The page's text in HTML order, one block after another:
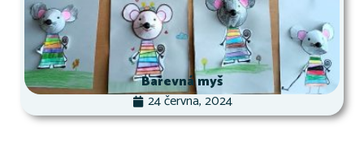
Barevná myš
24 června, 2024